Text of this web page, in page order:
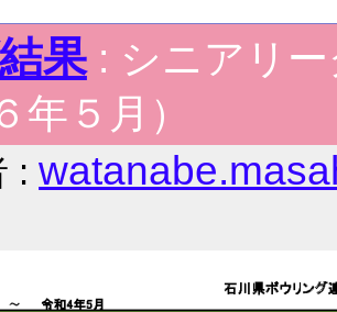
果: シニアリー
年５月）
: